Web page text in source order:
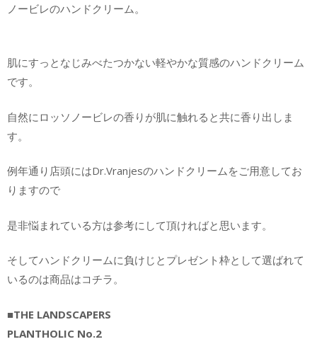
ノービレのハンドクリーム。
肌にすっとなじみべたつかない軽やかな質感のハンドクリーム
です。
自然にロッソノービレの香りが肌に触れると共に香り出しま
す。
例年通り店頭にはDr.Vranjesのハンドクリームをご用意してお
りますので
是非悩まれている方は参考にして頂ければと思います。
そしてハンドクリームに負けじとプレゼント枠として選ばれて
いるのは商品はコチラ。
■THE LANDSCAPERS
PLANTHOLIC No.2